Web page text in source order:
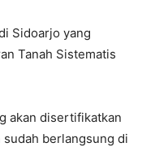
Sidoarjo yang
Tanah Sistematis
akan disertifikatkan
berlangsung di